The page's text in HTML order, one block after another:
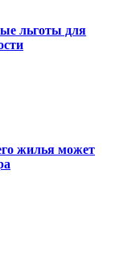
льготы для
жилья может